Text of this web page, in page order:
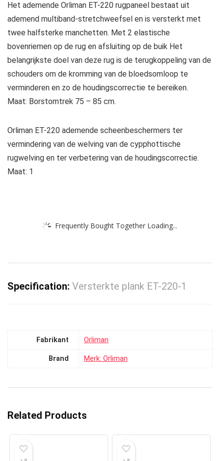
Het ademende Orliman ET-220 rugpaneel bestaat uit
ademend multiband-stretchweefsel en is versterkt met
twee halfsterke manchetten. Met 2 elastische
bovenriemen op de rug en afsluiting op de buik Het
belangrijkste doel van deze rug is de terugkoppeling van de
schouders om de kromming van de bloedsomloop te
verminderen en zo de houdingscorrectie te bereiken.
Maat: Borstomtrek 75 – 85 cm.
Orliman ET-220 ademende scheenbeschermers ter
vermindering van de welving van de cypphottische
rugwelving en ter verbetering van de houdingscorrectie.
Maat: 1
Frequently Bought Together Loading...
Specification: Versterkte plank ET-220-1
Fabrikant ‎Orliman
Brand Merk: Orliman
Related Products